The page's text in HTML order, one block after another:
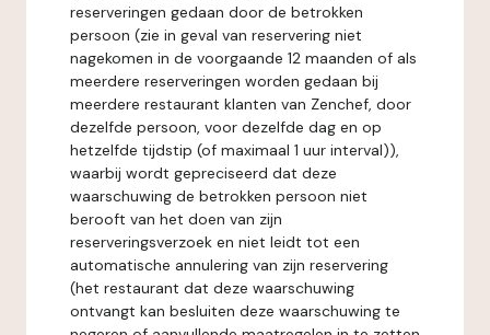
reserveringen gedaan door de betrokken
persoon (zie in geval van reservering niet
nagekomen in de voorgaande 12 maanden of als
meerdere reserveringen worden gedaan bij
meerdere restaurant klanten van Zenchef, door
dezelfde persoon, voor dezelfde dag en op
hetzelfde tijdstip (of maximaal 1 uur interval)),
waarbij wordt gepreciseerd dat deze
waarschuwing de betrokken persoon niet
berooft van het doen van zijn
reserveringsverzoek en niet leidt tot een
automatische annulering van zijn reservering
(het restaurant dat deze waarschuwing
ontvangt kan besluiten deze waarschuwing te